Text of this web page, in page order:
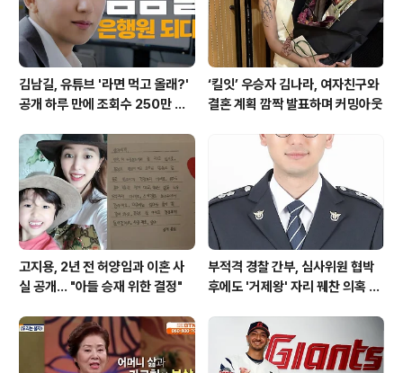
김남길, 유튜브 '라면 먹고 올래?'
공개 하루 만에 조회수 250만 돌
‘킬잇’ 우승자 김나라, 여자친구와
결혼 계획 깜짝 발표하며 커밍아웃
고지용, 2년 전 허양임과 이혼 사
실 공개… "아들 승재 위한 결정"
부적격 경찰 간부, 심사위원 협박
후에도 '거제왕' 자리 꿰찬 의혹 진